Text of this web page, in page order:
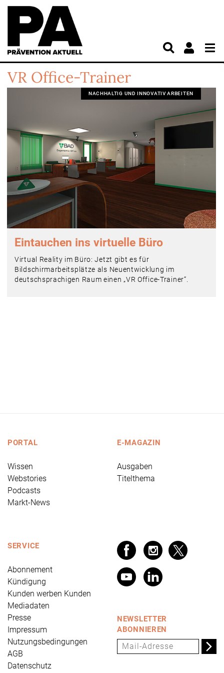
VR Office-Trainer
NACHHALTIG UND INNOVATIV ARBEITEN
Eintauchen ins virtuelle Büro
Virtual Reality im Büro: Jetzt gibt es für
Bildschirmarbeitsplätze als Neuentwicklung im
deutschsprachigen Raum einen „VR Office-Trainer“.
PORTAL
Wissen
Webstories
Podcasts
Markt-News
E-MAGAZIN
Ausgaben
Titelthema
SERVICE
Abonnement
Kündigung
Kunden werben Kunden
Mediadaten
Presse
Impressum
Nutzungsbedingungen
AGB
Datenschutz
NEWSLETTER
ABONNIEREN